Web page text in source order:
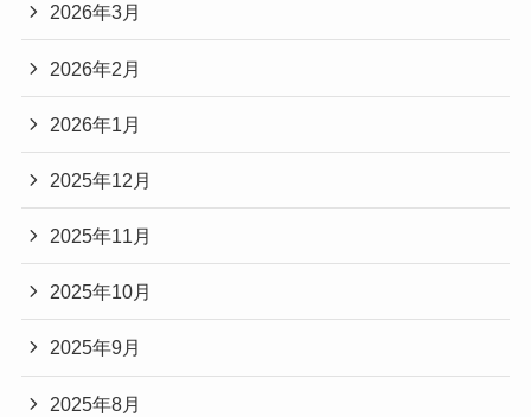
2026年3月
2026年2月
2026年1月
2025年12月
2025年11月
2025年10月
2025年9月
2025年8月